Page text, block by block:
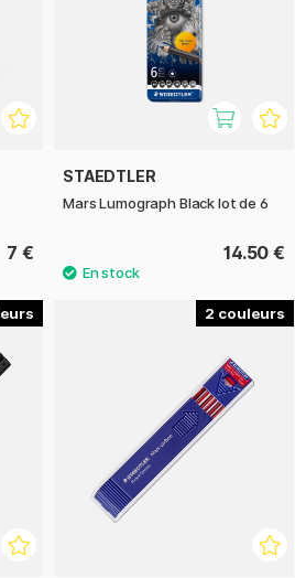
7 €
STAEDTLER
Mars Lumograph Black lot de 6
14.50 €
2